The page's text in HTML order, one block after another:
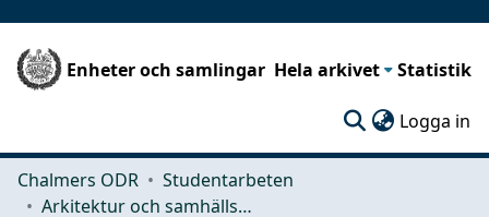
Enheter och samlingar Hela arkivet Statistik
Logga in
Chalmers ODR
Studentarbeten
Arkitektur och samhällsbyggnadsteknik (ACE)